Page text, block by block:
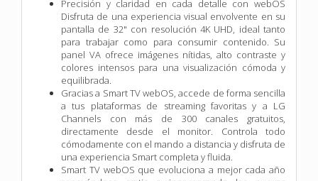
Precisión y claridad en cada detalle con webOS
Disfruta de una experiencia visual envolvente en su
pantalla de 32" con resolución 4K UHD, ideal tanto
para trabajar como para consumir contenido. Su
panel VA ofrece imágenes nítidas, alto contraste y
colores intensos para una visualización cómoda y
equilibrada.
Gracias a Smart TV webOS, accede de forma sencilla
a tus plataformas de streaming favoritas y a LG
Channels con más de 300 canales gratuitos,
directamente desde el monitor. Controla todo
cómodamente con el mando a distancia y disfruta de
una experiencia Smart completa y fluida.
Smart TV webOS que evoluciona a mejor cada año